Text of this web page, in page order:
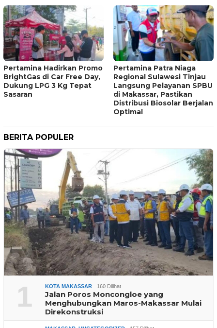
Pertamina Hadirkan Promo
BrightGas di Car Free Day,
Dukung LPG 3 Kg Tepat
Sasaran
Pertamina Patra Niaga
Regional Sulawesi Tinjau
Langsung Pelayanan SPBU
di Makassar, Pastikan
Distribusi Biosolar Berjalan
Optimal
BERITA POPULER
1 KOTA MAKASSAR 160 Dilihat
Jalan Poros Moncongloe yang
Menghubungkan Maros-Makassar Mulai
Direkonstruksi